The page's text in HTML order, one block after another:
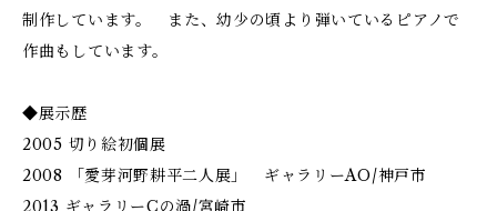
制作しています。 また、幼少の頃より弾いているピアノで
作曲もしています。
◆展示歴
2005 切り絵初個展
2008 「愛芽河野耕平二人展」 ギャラリーAO/神戸市
2013 ギャラリーCの渦/宮崎市